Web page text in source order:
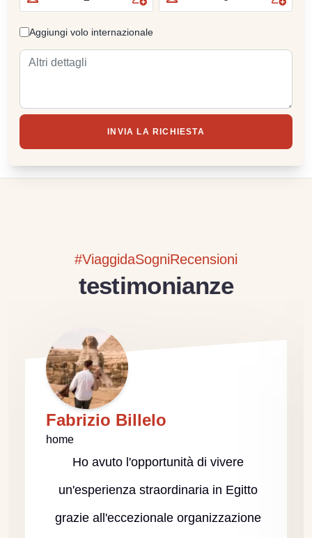
Aggiungi volo internazionale
INVIA LA RICHIESTA
#ViaggidaSogniRecensioni
testimonianze
Fabrizio Billelo
home
Ho avuto l'opportunità di vivere
un'esperienza straordinaria in Egitto
grazie all'eccezionale organizzazione